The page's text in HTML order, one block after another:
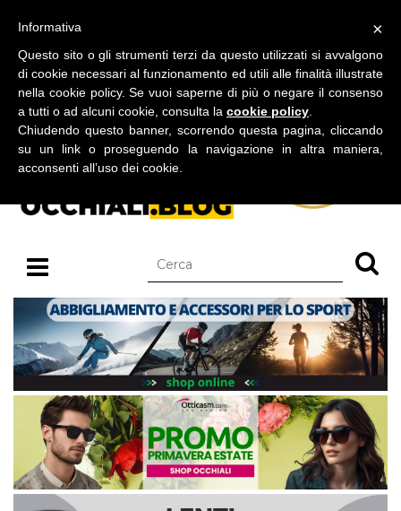
BLOG SU OCCHIALI DA SOLE E OCCHIALI DA VISTA
×
Informativa
Questo sito o gli strumenti terzi da questo utilizzati si avvalgono
di cookie necessari al funzionamento ed utili alle finalità illustrate
nella cookie policy. Se vuoi saperne di più o negare il consenso
a tutti o ad alcuni cookie, consulta la cookie policy
Chiudendo questo banner, scorrendo questa pagina, cliccando
su un link o proseguendo la navigazione in altra maniera,
acconsenti all’uso dei cookie.